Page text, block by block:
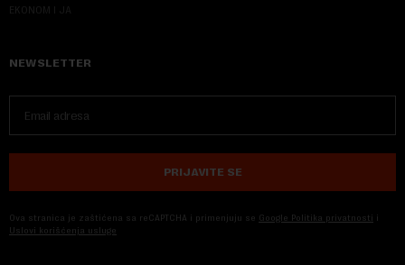
EKONOM I JA
NEWSLETTER
PRIJAVITE SE
Ova stranica je zaštićena sa reCAPTCHA i primenjuju se Google Politika privatnosti i
Uslovi korišćenja usluge